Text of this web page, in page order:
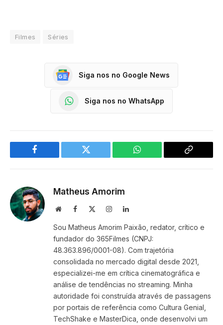
Filmes Séries
Siga nos no Google News
Siga nos no WhatsApp
Facebook Twitter WhatsApp
Copy
Matheus Amorim
WebsiteFacebook InstagramLinkedIn
Sou Matheus Amorim Paixão, redator, crítico e
fundador do 365Filmes (CNPJ:
48.363.896/0001-08). Com trajetória
consolidada no mercado digital desde 2021,
especializei-me em crítica cinematográfica e
análise de tendências no streaming. Minha
autoridade foi construída através de passagens
por portais de referência como Cultura Genial,
TechShake e MasterDica, onde desenvolvi um